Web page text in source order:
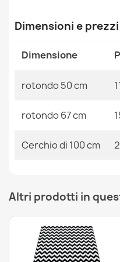
11,90 €
11,90 €
Dimensioni e prezzi
Dimensione
rotondo 50 cm
rotondo 67 cm
Cerchio di 100 cm
Altri prodotti in